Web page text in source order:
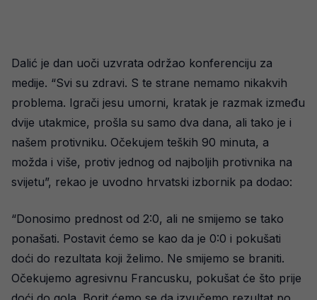
Dalić je dan uoči uzvrata održao konferenciju za
medije. “Svi su zdravi. S te strane nemamo nikakvih
problema. Igrači jesu umorni, kratak je razmak između
dvije utakmice, prošla su samo dva dana, ali tako je i
našem protivniku. Očekujem teških 90 minuta, a
možda i više, protiv jednog od najboljih protivnika na
svijetu”, rekao je uvodno hrvatski izbornik pa dodao:
“Donosimo prednost od 2:0, ali ne smijemo se tako
ponašati. Postavit ćemo se kao da je 0:0 i pokušati
doći do rezultata koji želimo. Ne smijemo se braniti.
Očekujemo agresivnu Francusku, pokušat će što prije